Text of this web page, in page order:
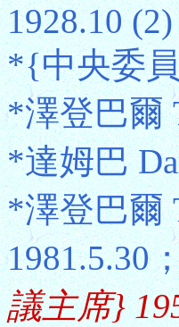
1928.10 (2)
*{中央委
*澤登巴爾
*達姆巴
*澤登巴爾
1981.5.30
議主席}